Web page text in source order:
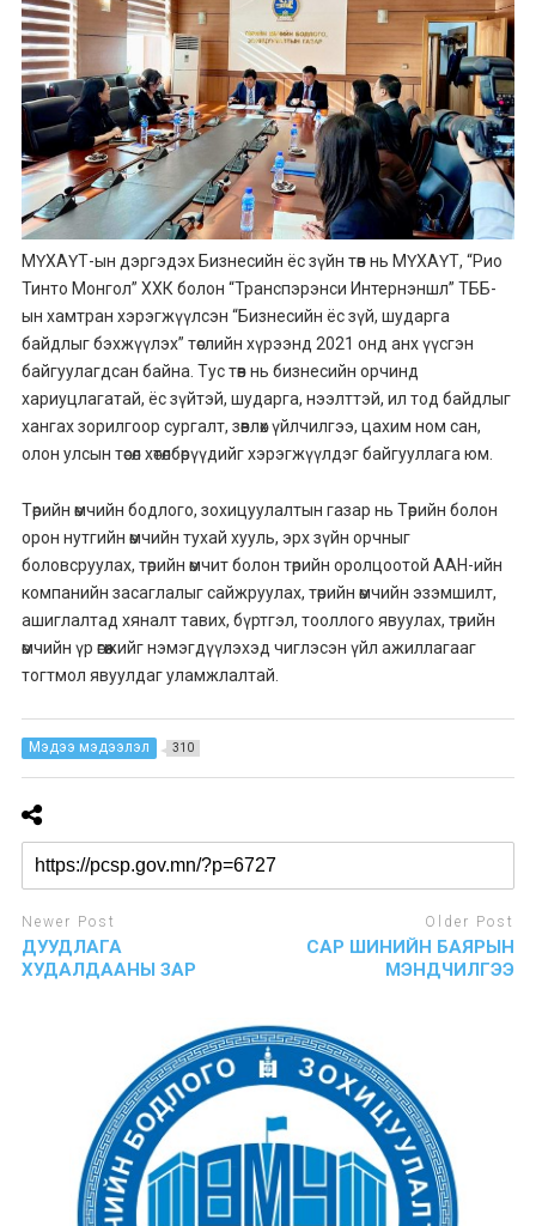
МҮХАҮТ-ын дэргэдэх Бизнесийн ёс зүйн төв нь МҮХАҮТ, “Рио
Тинто Монгол” ХХК болон “Транспэрэнси Интернэншл” ТББ-
ын хамтран хэрэгжүүлсэн “Бизнесийн ёс зүй, шударга
байдлыг бэхжүүлэх” төслийн хүрээнд 2021 онд анх үүсгэн
байгуулагдсан байна. Тус төв нь бизнесийн орчинд
хариуцлагатай, ёс зүйтэй, шударга, нээлттэй, ил тод байдлыг
хангах зорилгоор сургалт, зөвлөх үйлчилгээ, цахим ном сан,
олон улсын төсөл хөтөлбөрүүдийг хэрэгжүүлдэг байгууллага юм.
Төрийн өмчийн бодлого, зохицуулалтын газар нь Төрийн болон
орон нутгийн өмчийн тухай хууль, эрх зүйн орчныг
боловсруулах, төрийн өмчит болон төрийн оролцоотой ААН-ийн
компанийн засаглалыг сайжруулах, төрийн өмчийн эзэмшилт,
ашиглалтад хяналт тавих, бүртгэл, тооллого явуулах, төрийн
өмчийн үр өгөөжийг нэмэгдүүлэхэд чиглэсэн үйл ажиллагааг
тогтмол явуулдаг уламжлалтай.
Мэдээ мэдээлэл 310
Newer Post
ДУУДЛАГА
ХУДАЛДААНЫ ЗАР
Older Post
САР ШИНИЙН БАЯРЫН
МЭНДЧИЛГЭЭ